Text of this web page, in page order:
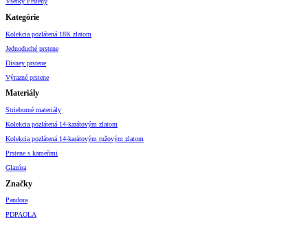
Kategórie
Kolekcia pozlátená 18K zlatom
Jednoduché prstene
Disney prstene
Výrazné prstene
Materiály
Strieborné materiály
Kolekcia pozlátená 14-karátovým zlatom
Kolekcia pozlátená 14-karátovým ružovým zlatom
Prstene s kameňmi
Glazúra
Značky
Pandora
PDPAOLA